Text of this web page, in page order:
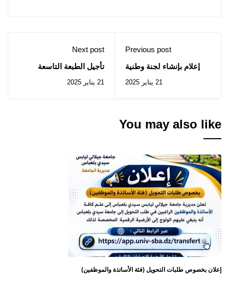
Previous post
إعلام بإنشاء لجنة وطنية
21 يناير 2025
Next post
تأجيل الطبعة التاسعة
لرياضة "الشطرنج
21 يناير 2025
You may also like
إعلان بخصوص طلبات التحويل (فئة الأساتذة والموظفين)